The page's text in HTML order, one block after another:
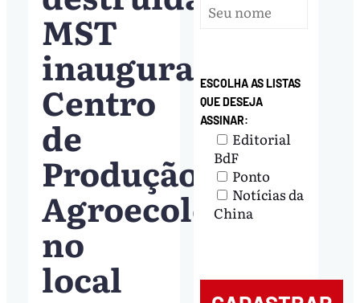
MST
inaugura
Centro
de
Produção
Agroecológica
no
local
ESCOLHA AS LISTAS
QUE DESEJA
ASSINAR:
Editorial
BdF
Ponto
Notícias da
China